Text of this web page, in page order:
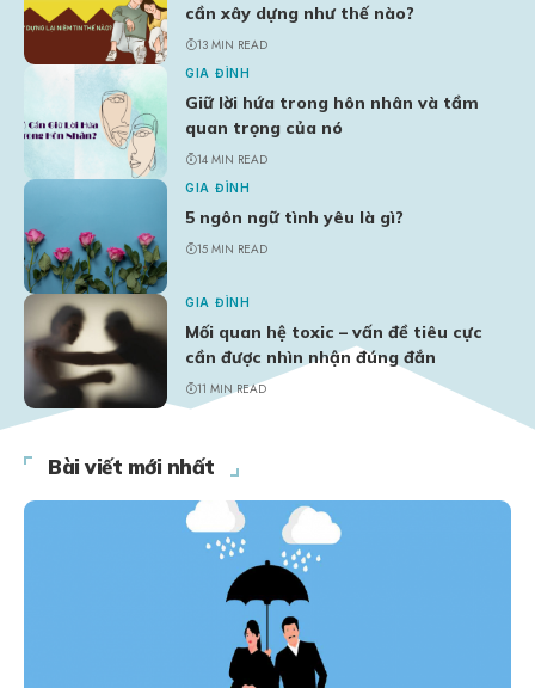
cần xây dựng như thế nào?
13 MIN READ
GIA ĐÌNH
Giữ lời hứa trong hôn nhân và tầm
quan trọng của nó
14 MIN READ
GIA ĐÌNH
5 ngôn ngữ tình yêu là gì?
15 MIN READ
GIA ĐÌNH
Mối quan hệ toxic – vấn đề tiêu cực
cần được nhìn nhận đúng đắn
11 MIN READ
Bài viết mới nhất